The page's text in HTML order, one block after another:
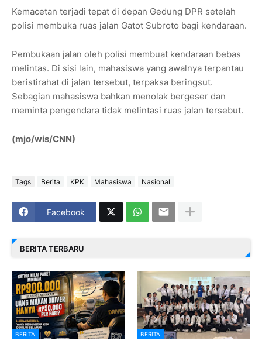
Kemacetan terjadi tepat di depan Gedung DPR setelah
polisi membuka ruas jalan Gatot Subroto bagi kendaraan.
Pembukaan jalan oleh polisi membuat kendaraan bebas
melintas. Di sisi lain, mahasiswa yang awalnya terpantau
beristirahat di jalan tersebut, terpaksa beringsut.
Sebagian mahasiswa bahkan menolak bergeser dan
meminta pengendara tidak melintasi ruas jalan tersebut.
(mjo/wis/CNN)
Tags Berita KPK Mahasiswa Nasional
Facebook
BERITA TERBARU
BERITA BERITA